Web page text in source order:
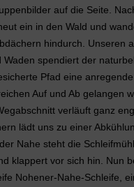
auf die Seite.
ein in den Wald und
hindurch. Unseren
Waden spendiert der
Pfad eine
Auf und Ab gelangen
verläuft ganz
lädt uns zu einer
Nahe steht die
klappert vor sich hin. Nun
Nohener-Nahe-Schleife,